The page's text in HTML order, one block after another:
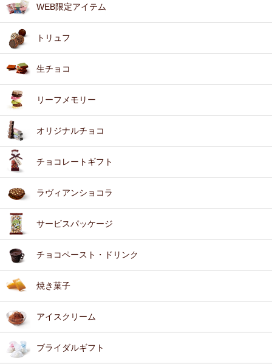
WEB限定アイテム
トリュフ
生チョコ
リーフメモリー
オリジナルチョコ
チョコレートギフト
ラヴィアンショコラ
サービスパッケージ
チョコペースト・ドリンク
焼き菓子
アイスクリーム
ブライダルギフト